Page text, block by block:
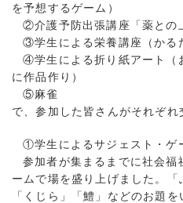
を予想するゲーム）
②介護予防出張講座「薬との
③学生による栄養講座（かる
④学生による折り紙アート（
に作品作り）
⑤麻雀
で、参加した皆さんがそれぞれ
①学生によるサジェスト・ゲ
参加者が集まるまでに社会
ームで場を盛り上げました。「
「くじら」「鱧」などのお題